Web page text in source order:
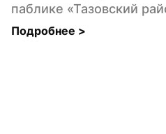
паблике «Тазовский
Подробнее >